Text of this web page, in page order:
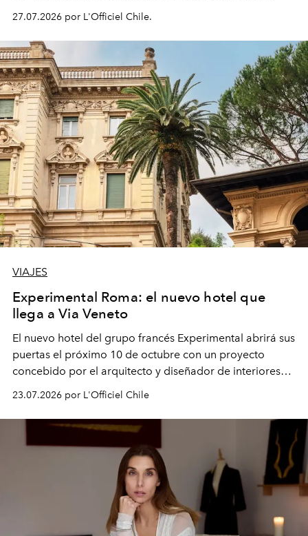
paciente y entienden la prevención como una arista
intransable.
27.07.2026 por L'Officiel Chile.
VIAJES
Experimental Roma: el nuevo hotel que
llega a Via Veneto
El nuevo hotel del grupo francés Experimental abrirá sus
puertas el próximo 10 de octubre con un proyecto
concebido por el arquitecto y diseñador de interiores
Rodolphe Parente. La propuesta incluirá un restaurante
a cargo del chef Giovanni Passerini y una
reinterpretación del legado estético de la capital
23.07.2026 por L'Officiel Chile